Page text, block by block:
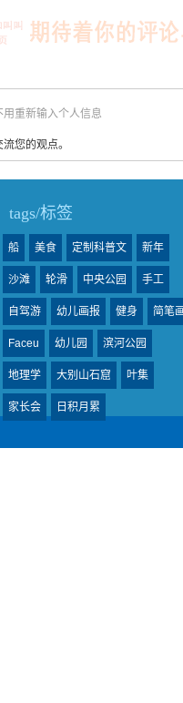
重新输入个人信息
您的观点。
tags/标签
船 美食 定制科普文 新年
沙滩 轮滑 中央公园 手工
自驾游 幼儿画报 健身 简笔
Faceu 幼儿园 滨河公园
地理学 大别山石窟 叶集
家长会 日积月累